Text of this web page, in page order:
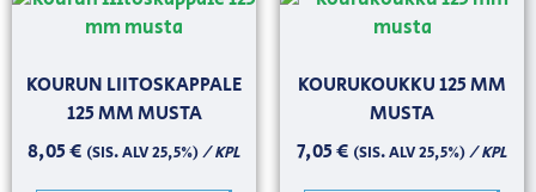
KOURUN LIITOSKAPPALE
125 MM MUSTA
8,05€ (SIS. ALV 25,5%)/ KPL
KOURUKOUKKU 125 MM
MUSTA
7,05€ (SIS. ALV 25,5%)/ KPL